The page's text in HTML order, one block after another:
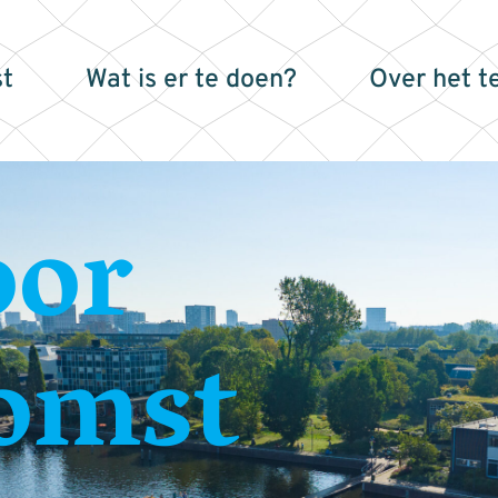
Wat is er te doen? Over het